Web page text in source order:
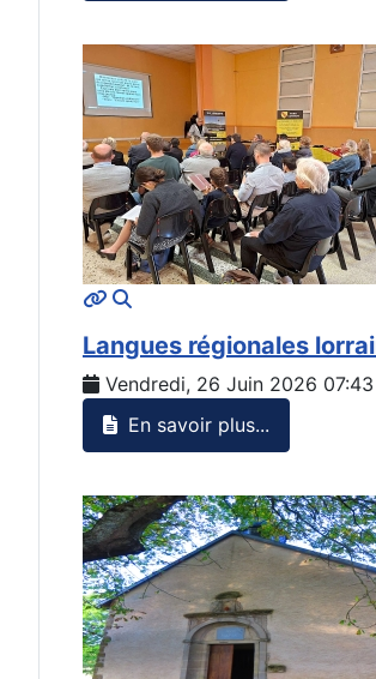
Langues régionales
Vendredi, 26 Juin 2026 07:43
En savoir plus...